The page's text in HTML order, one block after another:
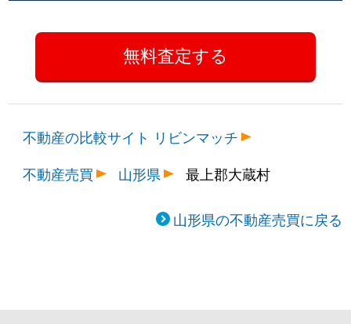
不動産の比較サイト リビンマッチ
不動産売買
山形県 最上郡大蔵村
山形県の不動産売買に戻る